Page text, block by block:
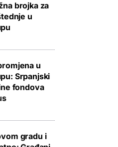
brojka za
u
u
Srpanjski
fondova
gradu i